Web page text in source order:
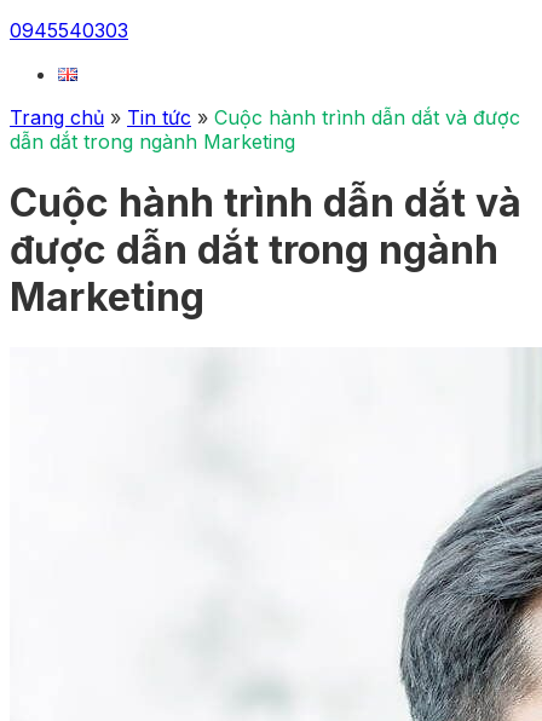
0945540303
Trang chủ » Tin tức » Cuộc hành trình dẫn dắt và được
dẫn dắt trong ngành Marketing
Cuộc hành trình dẫn dắt và
được dẫn dắt trong ngành
Marketing